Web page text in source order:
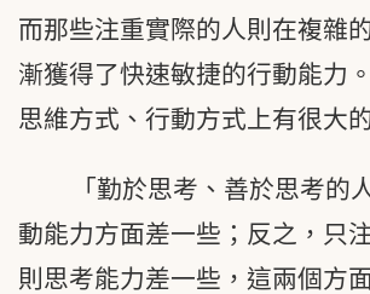
而那些注重實際的人則在複雜
漸獲得了快速敏捷的行動能力
思維方式、行動方式上有很大
「勤於思考、善於思考的
動能力方面差一些；反之，只
則思考能力差一些，這兩個方